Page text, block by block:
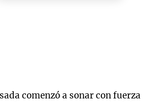
comenzó a sonar con fuerza